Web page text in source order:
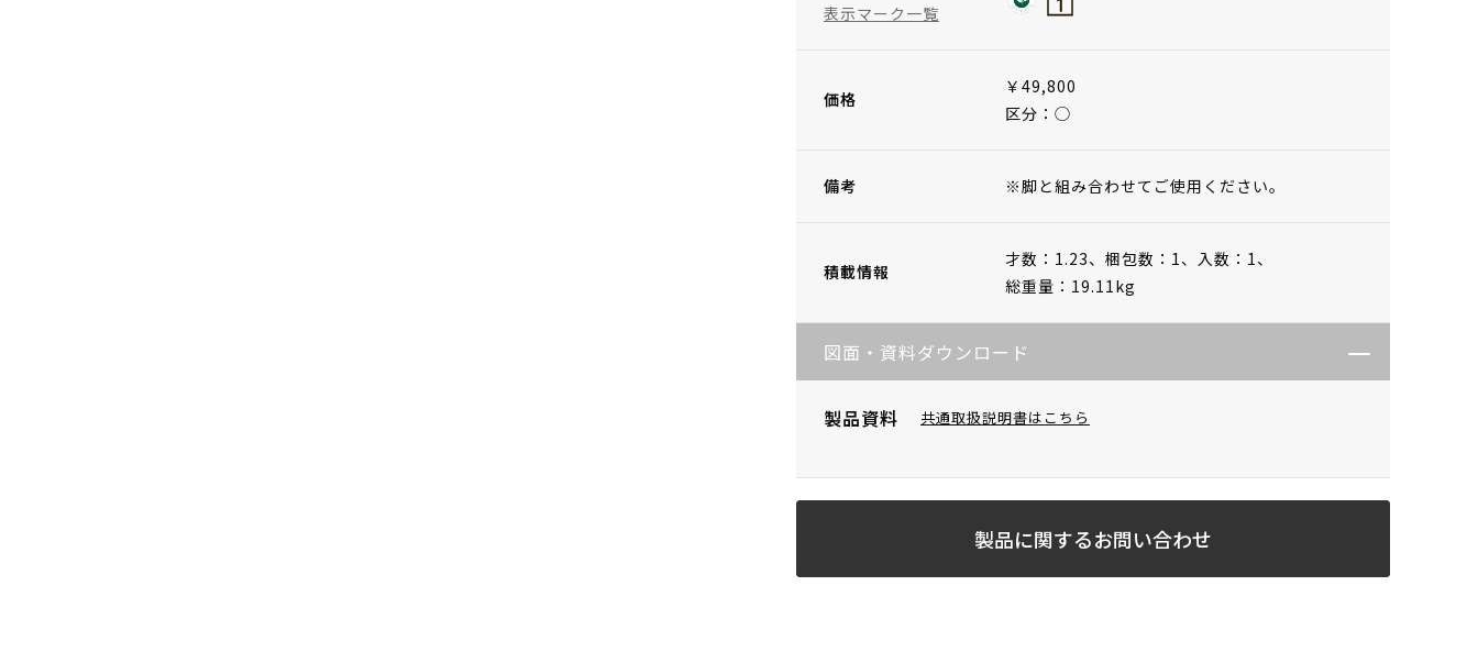
表示マーク一覧
価格
￥49,800
区分：◯
備考 ※脚と組み合わせてご使用ください。
積載情報
才数：1.23、 梱包数：1、 入数：1、
総重量：19.11kg
図面・資料ダウンロード
製品資料 共通取扱説明書はこちら
製品に関するお問い合わせ